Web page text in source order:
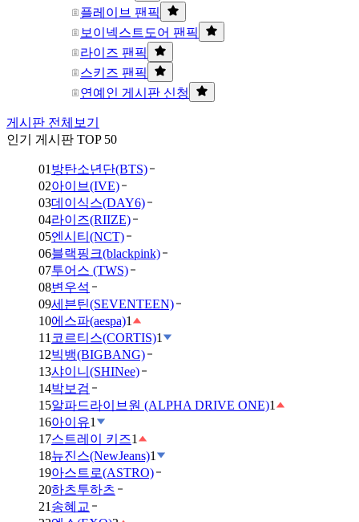
플레이브 팬픽
보이넥스트도어 팬픽
라이즈 팬픽
스키즈 팬픽
연예인 게시판 신청
게시판 전체보기
인기 게시판 TOP 50
01 방탄소년단(BTS)
02아이브(IVE)
03데이식스(DAY6)
04라이즈(RIIZE)
05엔시티(NCT)
06블랙핑크(blackpink)
07투어스 (TWS)
08변우석
09세븐틴(SEVENTEEN)
10에스파(aespa)1
11 코르티스(CORTIS)1
12빅뱅(BIGBANG)
13샤이니(SHINee)
14박보검
15알파드라이브원 (ALPHA DRIVE ONE)1
16아이유1
17스트레이 키즈1
18뉴진스(NewJeans)1
19아스트로(ASTRO)
20하츠투하츠
21 송혜교